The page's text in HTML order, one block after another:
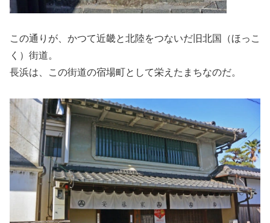
この通りが、かつて近畿と北陸をつないだ旧北国（ほっこ
く）街道。
長浜は、この街道の宿場町として栄えたまちなのだ。